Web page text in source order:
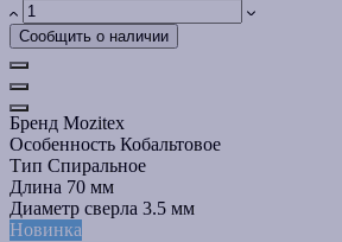
Сообщить о наличии
Бренд Mozitex
Особенность Кобальтовое
Тип Спиральное
Длина 70 мм
Диаметр сверла 3.5 мм
Новинка